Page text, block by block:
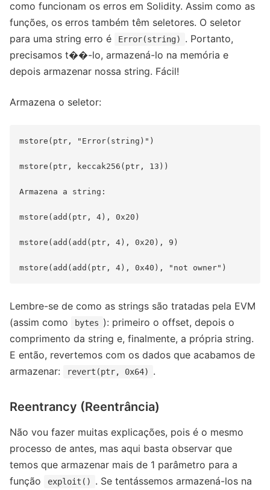
como funcionam os erros em Solidity. Assim como as
funções, os erros também têm seletores. O seletor
para uma string erro é
Error(string)
. Portanto,
precisamos t��-lo, armazená-lo na memória e
depois armazenar nossa string. Fácil!
Armazena o seletor:
mstore(ptr, "Error(string)")
mstore(ptr, keccak256(ptr, 13))
Armazena a string:
mstore(add(ptr, 4), 0x20)
mstore(add(add(ptr, 4), 0x20), 9)
Lembre-se de como as strings são tratadas pela EVM
(assim como
bytes ): primeiro o offset, depois o
comprimento da string e, finalmente, a própria string.
E então, revertemos com os dados que acabamos de
armazenar:
revert(ptr, 0x64) .
Reentrancy (Reentrância)
Não vou fazer muitas explicações, pois é o mesmo
processo de antes, mas aqui basta observar que
temos que armazenar mais de 1 parâmetro para a
função
exploit()
. Se tentássemos armazená-los na